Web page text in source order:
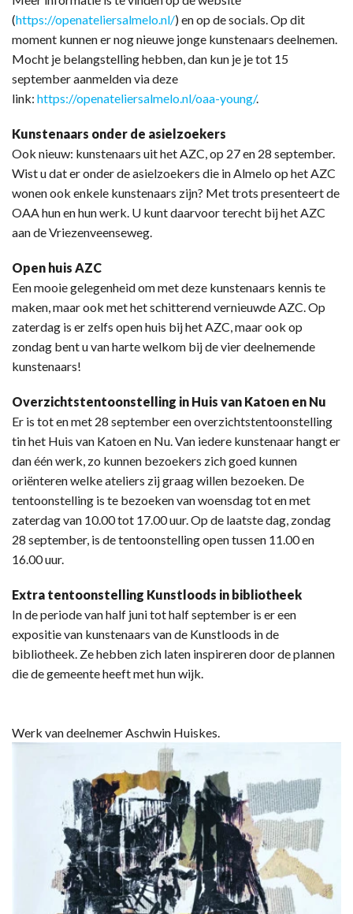
(https://openateliersalmelo.nl/) en op de socials. Op dit
moment kunnen er nog nieuwe jonge kunstenaars deelnemen.
Mocht je belangstelling hebben, dan kun je je tot 15
september aanmelden via deze
link: https://openateliersalmelo.nl/oaa-young/.
Kunstenaars onder de asielzoekers
Ook nieuw: kunstenaars uit het AZC, op 27 en 28 september.
Wist u dat er onder de asielzoekers die in Almelo op het AZC
wonen ook enkele kunstenaars zijn? Met trots presenteert de
OAA hun en hun werk. U kunt daarvoor terecht bij het AZC
aan de Vriezenveenseweg.
Open huis AZC
Een mooie gelegenheid om met deze kunstenaars kennis te
maken, maar ook met het schitterend vernieuwde AZC. Op
zaterdag is er zelfs open huis bij het AZC, maar ook op
zondag bent u van harte welkom bij de vier deelnemende
kunstenaars!
Overzichtstentoonstelling in Huis van Katoen en Nu
Er is tot en met 28 september een overzichtstentoonstelling
tin het Huis van Katoen en Nu. Van iedere kunstenaar hangt er
dan één werk, zo kunnen bezoekers zich goed kunnen
oriënteren welke ateliers zij graag willen bezoeken. De
tentoonstelling is te bezoeken van woensdag tot en met
zaterdag van 10.00 tot 17.00 uur. Op de laatste dag, zondag
28 september, is de tentoonstelling open tussen 11.00 en
16.00 uur.
Extra tentoonstelling Kunstloods in bibliotheek
In de periode van half juni tot half september is er een
expositie van kunstenaars van de Kunstloods in de
bibliotheek. Ze hebben zich laten inspireren door de plannen
die de gemeente heeft met hun wijk.
Werk van deelnemer Aschwin Huiskes.